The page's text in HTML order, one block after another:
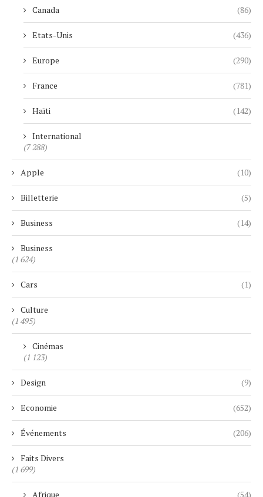
Canada (86)
Etats-Unis (436)
Europe (290)
France (781)
Haïti (142)
International
(7 288)
Apple (10)
Billetterie (5)
Business (14)
Business
(1 624)
Cars (1)
Culture
(1 495)
Cinémas
(1 123)
Design (9)
Economie (652)
Événements (206)
Faits Divers
(1 699)
Afrique (54)